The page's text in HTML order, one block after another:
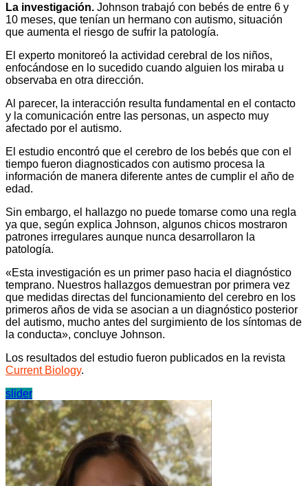
La investigación. Johnson trabajó con bebés de entre 6 y
10 meses, que tenían un hermano con autismo, situación
que aumenta el riesgo de sufrir la patología.
El experto monitoreó la actividad cerebral de los niños,
enfocándose en lo sucedido cuando alguien los miraba u
observaba en otra dirección.
Al parecer, la interacción resulta fundamental en el contacto
y la comunicación entre las personas, un aspecto muy
afectado por el autismo.
El estudio encontró que el cerebro de los bebés que con el
tiempo fueron diagnosticados con autismo procesa la
información de manera diferente antes de cumplir el año de
edad.
Sin embargo, el hallazgo no puede tomarse como una regla
ya que, según explica Johnson, algunos chicos mostraron
patrones irregulares aunque nunca desarrollaron la
patología.
«Esta investigación es un primer paso hacia el diagnóstico
temprano. Nuestros hallazgos demuestran por primera vez
que medidas directas del funcionamiento del cerebro en los
primeros años de vida se asocian a un diagnóstico posterior
del autismo, mucho antes del surgimiento de los síntomas de
la conducta», concluye Johnson.
Los resultados del estudio fueron publicados en la revista
Current Biology.
slider